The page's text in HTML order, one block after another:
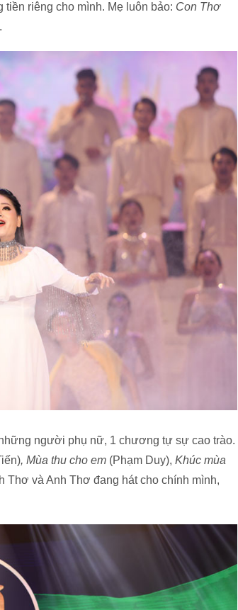
riêng cho mình. Mẹ luôn bảo: Con Thơ
người phụ nữ, 1 chương tự sự cao trào.
, Mùa thu cho em (Phạm Duy), Khúc mùa
và Anh Thơ đang hát cho chính mình,